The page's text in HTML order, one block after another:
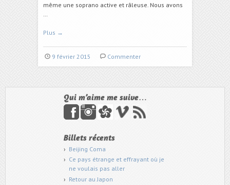
même une soprano active et râleuse. Nous avons
…
Plus →
9 février 2015 Commenter
Qui m’aime me suive…
Billets récents
Beijing Coma
Ce pays étrange et effrayant où je
ne voulais pas aller
Retour au Japon